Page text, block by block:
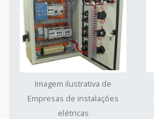
Imagem ilustrativa de
Empresas de instalações
elétricas